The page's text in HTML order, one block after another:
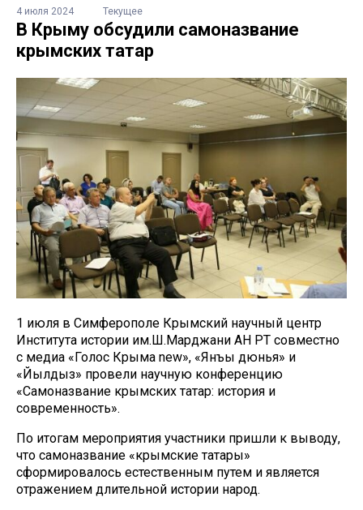
4 июля 2024 Текущее
В Крыму обсудили самоназвание
крымских татар
1 июля в Симферополе Крымский научный центр
Института истории им.Ш.Марджани АН РТ совместно
с медиа «Голос Крыма new», «Янъы дюнья» и
«Йылдыз» провели научную конференцию
«Самоназвание крымских татар: история и
современность».
По итогам мероприятия участники пришли к выводу,
что самоназвание «крымские татары»
сформировалось естественным путем и является
отражением длительной истории народ.